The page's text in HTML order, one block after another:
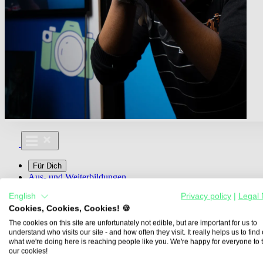
Für Dich
Aus- und Weiterbildungen
Media For You
Über Uns
Übersicht
English Privacy policy
Legal
Cookies, Cookies, Cookies! 🍪
The cookies on this site are unfortunately not edible, but are important for us to
understand who visits our site - and how often they visit. It really helps us to find
what we're doing here is reaching people like you. We're happy for everyone to
our cookies!